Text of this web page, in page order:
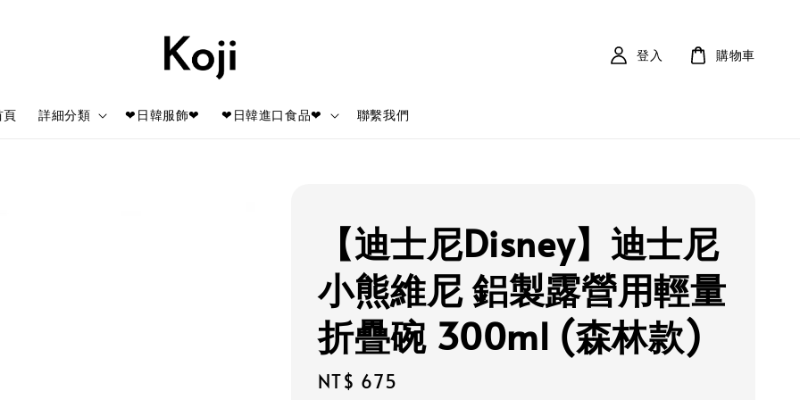
頁 詳細分類 ❤日韓服飾❤ ❤日韓進口食品❤ 聯繫我們
登入 購物車
【迪士尼Disney】迪士尼
小熊維尼 鋁製露營用輕量
折疊碗 300ml (森林款)
Regular
NT$ 675